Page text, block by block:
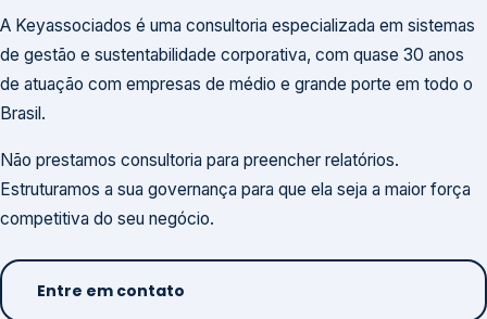
A Keyassociados é uma consultoria especializada em sistemas
de gestão e sustentabilidade corporativa, com quase 30 anos
de atuação com empresas de médio e grande porte em todo o
Brasil.
Não prestamos consultoria para preencher relatórios.
Estruturamos a sua governança para que ela seja a maior força
competitiva do seu negócio.
Entre em contato